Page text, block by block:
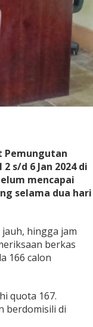
Pemungutan
s/d 6 Jan 2024 di
mencapai
selama dua hari
hingga jam
berkas
166 calon
quota 167.
berdomisili di